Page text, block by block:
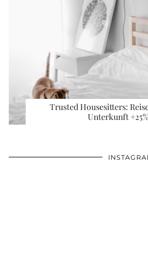
Trusted Housesitters:
Unterkunft